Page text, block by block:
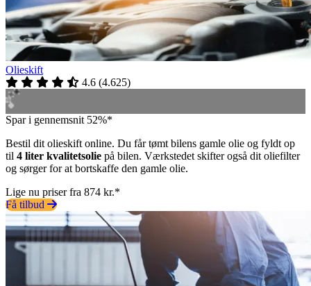
Olieskift
4.6 (4.625)
Spar i gennemsnit 52%*
Bestil dit olieskift online. Du får tømt bilens gamle olie og fyldt op
til 4 liter kvalitetsolie på bilen. Værkstedet skifter også dit oliefilter
og sørger for at bortskaffe den gamle olie.
Lige nu priser fra 874 kr.*
Få tilbud